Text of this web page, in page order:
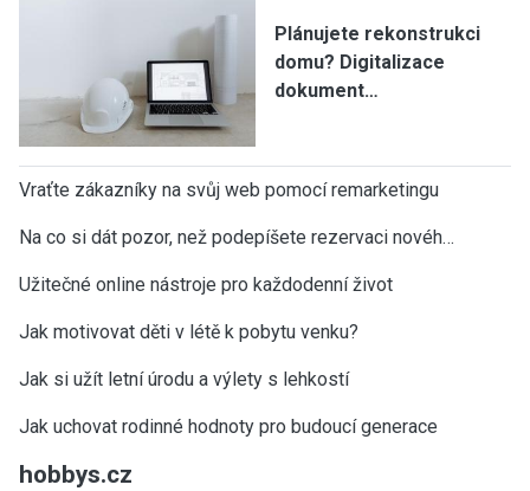
Plánujete rekonstrukci
domu? Digitalizace
dokument…
Vraťte zákazníky na svůj web pomocí remarketingu
Na co si dát pozor, než podepíšete rezervaci novéh…
Užitečné online nástroje pro každodenní život
Jak motivovat děti v létě k pobytu venku?
Jak si užít letní úrodu a výlety s lehkostí
Jak uchovat rodinné hodnoty pro budoucí generace
hobbys.cz